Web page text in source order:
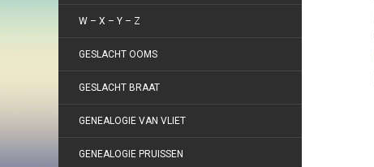
W – X – Y – Z
GESLACHT OOMS
GESLACHT BRAAT
GENEALOGIE VAN VLIET
GENEALOGIE PRUISSEN